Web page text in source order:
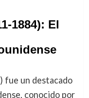
1884): El
un destacado
conocido por